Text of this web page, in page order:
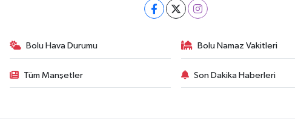
Bolu Hava Durumu Bolu Namaz Vakitleri
Tüm Manşetler Son Dakika Haberleri